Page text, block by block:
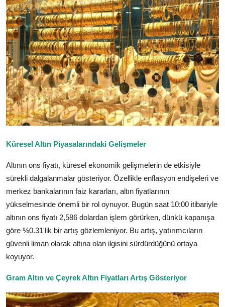
Küresel Altın Piyasalarındaki Gelişmeler
Altının ons fiyatı, küresel ekonomik gelişmelerin de etkisiyle
sürekli dalgalanmalar gösteriyor. Özellikle enflasyon endişeleri ve
merkez bankalarının faiz kararları, altın fiyatlarının
yükselmesinde önemli bir rol oynuyor. Bugün saat 10:00 itibariyle
altının ons fiyatı 2,586 dolardan işlem görürken, dünkü kapanışa
göre %0.31'lik bir artış gözlemleniyor. Bu artış, yatırımcıların
güvenli liman olarak altına olan ilgisini sürdürdüğünü ortaya
koyuyor.
Gram Altın ve Çeyrek Altın Fiyatları Artış Gösteriyor